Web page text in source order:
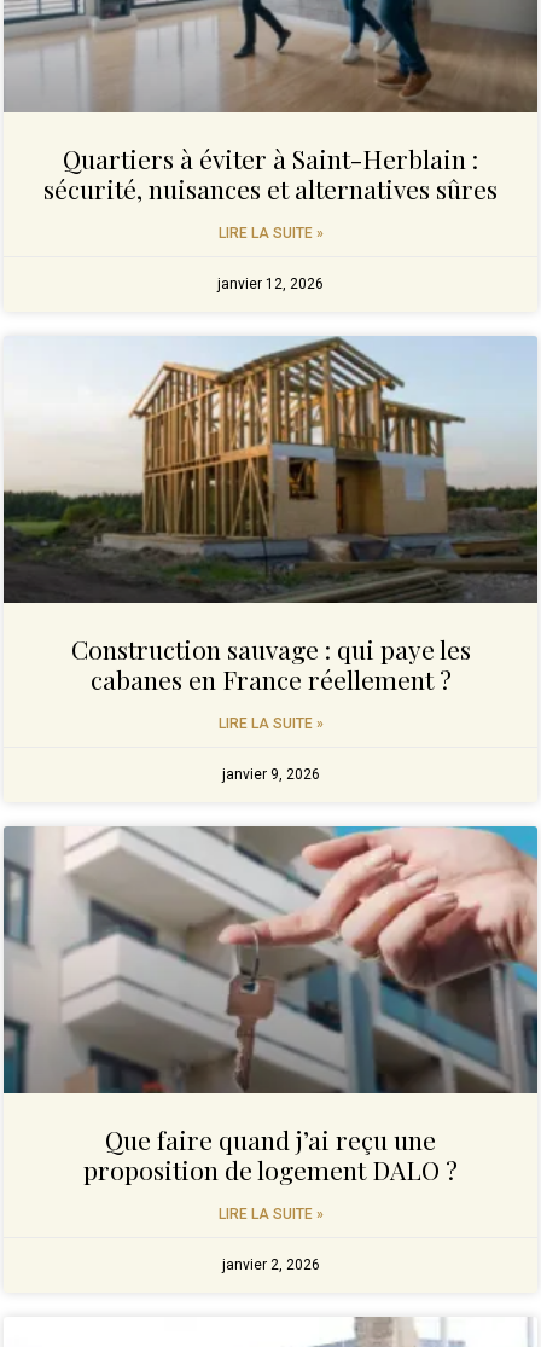
Quartiers à éviter à Saint-Herblain :
sécurité, nuisances et alternatives sûres
LIRE LA SUITE »
janvier 12, 2026
Construction sauvage : qui paye les
cabanes en France réellement ?
LIRE LA SUITE »
janvier 9, 2026
Que faire quand j’ai reçu une
proposition de logement DALO ?
LIRE LA SUITE »
janvier 2, 2026